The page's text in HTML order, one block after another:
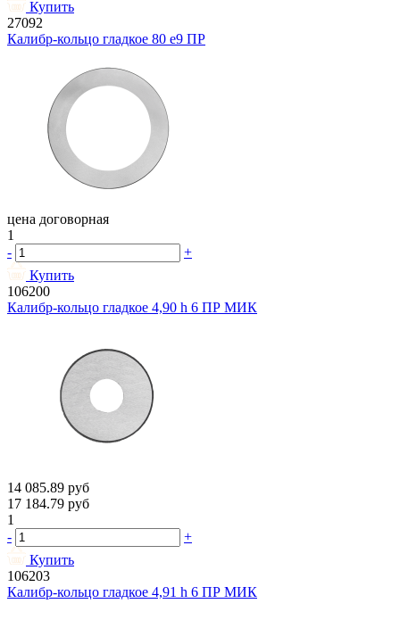
Купить
27092
Калибр-кольцо гладкое 80 e9 ПР
цена договорная
1
-
+
Купить
106200
Калибр-кольцо гладкое 4,90 h 6 ПР МИК
14 085.89 руб
17 184.79 руб
1
-
+
Купить
106203
Калибр-кольцо гладкое 4,91 h 6 ПР МИК